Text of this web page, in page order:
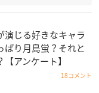
演じる好きなキャラ
ぱり月島蛍？それと
アンケート】
18コメント